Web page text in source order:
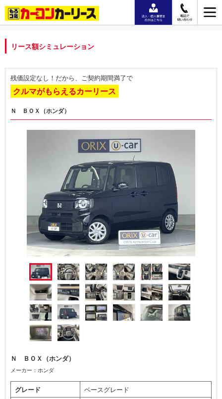
リース額シミュレーション
残価設定なし！だから、ご契約期間満了で
クルマがもらえるカーリース
Ｎ ＢＯＸ（ホンダ）
Ｎ ＢＯＸ（ホンダ）
メーカー：ホンダ
グレード
ベースグレード